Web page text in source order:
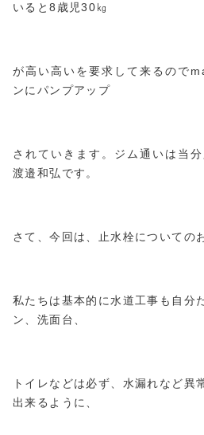
いると8歳児30㎏
が高い高いを要求して来るので
ンにパンプアップ
されていきます。ジム通いは当
渡邉和弘です。
さて、今回は、止水栓についての
私たちは基本的に水道工事も自分
ン、洗面台、
トイレなどは必ず、水漏れなど異
出来るように、